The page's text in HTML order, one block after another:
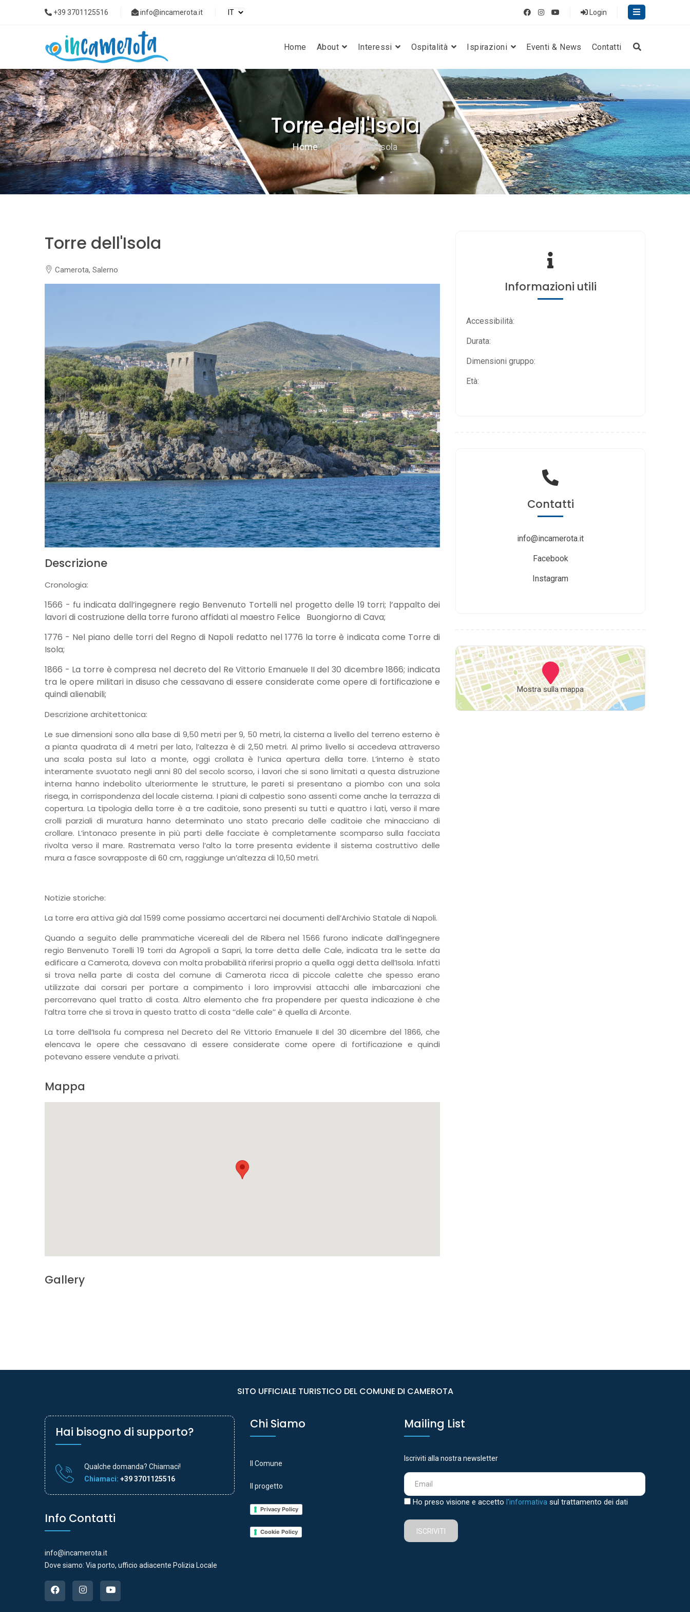
+39 3701125516 info@incamerota.it Login
Home About Interessi Ospitalità Ispirazioni Eventi & News Contatti
Torre dell'Isola
Home Torre dell'Isola
Torre dell'Isola
Camerota, Salerno
Descrizione
Cronologia:
1566 - fu indicata dall’ingegnere regio Benvenuto Tortelli nel progetto delle 19 torri; l’appalto dei
lavori di costruzione della torre furono affidati al maestro Felice Buongiorno di Cava;
1776 - Nel piano delle torri del Regno di Napoli redatto nel 1776 la torre è indicata come Torre di
Isola;
1866 - La torre è compresa nel decreto del Re Vittorio Emanuele II del 30 dicembre 1866; indicata
tra le opere militari in disuso che cessavano di essere considerate come opere di fortificazione e
quindi alienabili;
Descrizione architettonica:
Le sue dimensioni sono alla base di 9,50 metri per 9, 50 metri, la cisterna a livello del terreno esterno è
a pianta quadrata di 4 metri per lato, l’altezza è di 2,50 metri. Al primo livello si accedeva attraverso
una scala posta sul lato a monte, oggi crollata è l’unica apertura della torre. L’interno è stato
interamente svuotato negli anni 80 del secolo scorso, i lavori che si sono limitati a questa distruzione
interna hanno indebolito ulteriormente le strutture, le pareti si presentano a piombo con una sola
risega, in corrispondenza del locale cisterna. I piani di calpestio sono assenti come anche la terrazza di
copertura. La tipologia della torre è a tre caditoie, sono presenti su tutti e quattro i lati, verso il mare
crolli parziali di muratura hanno determinato uno stato precario delle caditoie che minacciano di
crollare. L’intonaco presente in più parti delle facciate è completamente scomparso sulla facciata
rivolta verso il mare. Rastremata verso l’alto la torre presenta evidente il sistema costruttivo delle
mura a fasce sovrapposte di 60 cm, raggiunge un’altezza di 10,50 metri.
Notizie storiche:
La torre era attiva già dal 1599 come possiamo accertarci nei documenti dell’Archivio Statale di Napoli.
Quando a seguito delle prammatiche vicereali del de Ribera nel 1566 furono indicate dall’ingegnere
regio Benvenuto Torelli 19 torri da Agropoli a Sapri, la torre detta delle Cale, indicata tra le sette da
edificare a Camerota, doveva con molta probabilità riferirsi proprio a quella oggi detta dell’Isola. Infatti
si trova nella parte di costa del comune di Camerota ricca di piccole calette che spesso erano
utilizzate dai corsari per portare a compimento i loro improvvisi attacchi alle imbarcazioni che
percorrevano quel tratto di costa. Altro elemento che fra propendere per questa indicazione è che
l’altra torre che si trova in questo tratto di costa ‘‘delle cale’’ è quella di Arconte.
La torre dell’Isola fu compresa nel Decreto del Re Vittorio Emanuele II del 30 dicembre del 1866, che
elencava le opere che cessavano di essere considerate come opere di fortificazione e quindi
potevano essere vendute a privati.
Mappa
Gallery
Informazioni utili
Accessibilità:
Durata:
Dimensioni gruppo:
Età:
Contatti
info@incamerota.it
Facebook
Instagram
Mostra sulla mappa
SITO UFFICIALE TURISTICO DEL COMUNE DI CAMEROTA
Hai bisogno di supporto?
Qualche domanda? Chiamaci!
Chiamaci: +39 3701125516
Info Contatti
info@incamerota.it
Dove siamo: Via porto, ufficio adiacente Polizia Locale
Chi Siamo
Il Comune
Il progetto
Privacy Policy
Cookie Policy
Mailing List
Iscriviti alla nostra newsletter
Ho preso visione e accetto l'informativa sul trattamento dei dati
ISCRIVITI